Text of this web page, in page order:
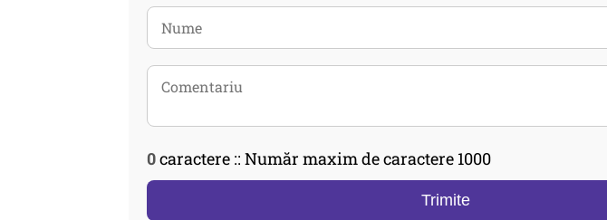
0caractere :: Număr maxim de caractere 1000
Trimite